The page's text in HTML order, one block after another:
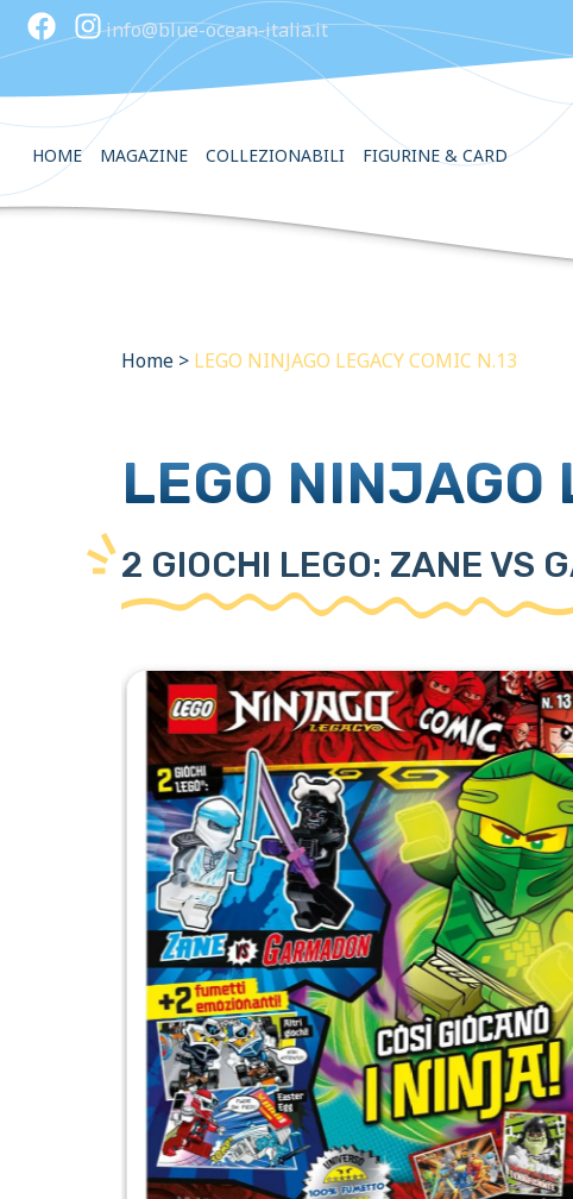
info@blue-ocean-italia.it
HOME MAGAZINE COLLEZIONABILI FIGURINE & CARD
Home > LEGO NINJAGO LEGACY COMIC N.13
LEGO NINJAGO
2 GIOCHI LEGO: ZANE VS